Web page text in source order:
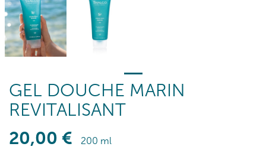
GEL DOUCHE MARIN
REVITALISANT
20,00 € 200 ml